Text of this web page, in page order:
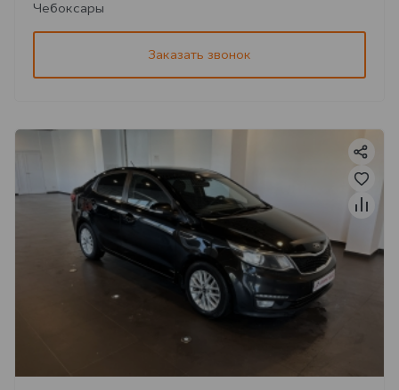
Чебоксары
Заказать звонок